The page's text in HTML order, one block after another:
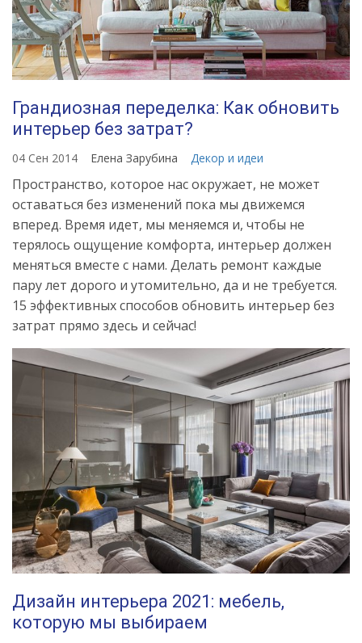
Грандиозная переделка: Как обновить
интерьер без затрат?
04 Сен 2014 Елена Зарубина Декор и идеи
Пространство, которое нас окружает, не может
оставаться без изменений пока мы движемся
вперед. Время идет, мы меняемся и, чтобы не
терялось ощущение комфорта, интерьер должен
меняться вместе с нами. Делать ремонт каждые
пару лет дорого и утомительно, да и не требуется.
15 эффективных способов обновить интерьер без
затрат прямо здесь и сейчас!
Дизайн интерьера 2021: мебель,
которую мы выбираем